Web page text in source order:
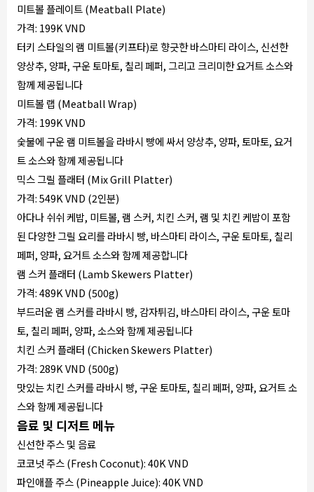
미트볼 플레이트 (Meatball Plate)
가격: 199K VND
터키 스타일의 램 미트볼(키프타)로 향긋한 바스마티 라이스, 신선한
양상추, 양파, 구운 토마토, 칠리 페퍼, 그리고 크리미한 요거트 소스와
함께 제공됩니다
미트볼 랩 (Meatball Wrap)
가격: 199K VND
숯불에 구운 램 미트볼을 라바시 빵에 싸서 양상추, 양파, 토마토, 요거
트 소스와 함께 제공됩니다
믹스 그릴 플래터 (Mix Grill Platter)
가격: 549K VND (2인분)
아다나 쉬쉬 케밥, 미트볼, 램 스커, 치킨 스커, 램 및 치킨 케밥이 포함
된 다양한 그릴 요리를 라바시 빵, 바스마티 라이스, 구운 토마토, 칠리
페퍼, 양파, 요거트 소스와 함께 제공합니다
램 스커 플래터 (Lamb Skewers Platter)
가격: 489K VND (500g)
부드러운 램 스커를 라바시 빵, 감자튀김, 바스마티 라이스, 구운 토마
토, 칠리 페퍼, 양파, 소스와 함께 제공됩니다
치킨 스커 플래터 (Chicken Skewers Platter)
가격: 289K VND (500g)
맛있는 치킨 스커를 라바시 빵, 구운 토마토, 칠리 페퍼, 양파, 요거트 소
스와 함께 제공됩니다
음료 및 디저트 메뉴
신선한 주스 및 음료
코코넛 주스 (Fresh Coconut): 40K VND
파인애플 주스 (Pineapple Juice): 40K VND